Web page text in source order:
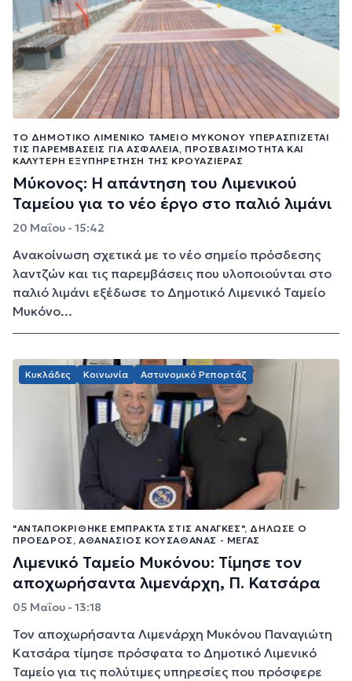
ΤΟ ΔΗΜΟΤΙΚΌ ΛΙΜΕΝΙΚΌ ΤΑΜΕΊΟ ΜΥΚΌΝΟΥ ΥΠΕΡΑΣΠΊΖΕΤΑΙ
ΤΙΣ ΠΑΡΕΜΒΆΣΕΙΣ ΓΙΑ ΑΣΦΆΛΕΙΑ, ΠΡΟΣΒΑΣΙΜΌΤΗΤΑ ΚΑΙ
ΚΑΛΎΤΕΡΗ ΕΞΥΠΗΡΈΤΗΣΗ ΤΗΣ ΚΡΟΥΑΖΙΈΡΑΣ
Μύκονος: Η απάντηση του Λιμενικού
Ταμείου για το νέο έργο στο παλιό λιμάνι
20 Μαΐου - 15:42
Ανακοίνωση σχετικά με το νέο σημείο πρόσδεσης
λαντζών και τις παρεμβάσεις που υλοποιούνται στο
παλιό λιμάνι εξέδωσε το Δημοτικό Λιμενικό Ταμείο
Μυκόνο...
Κυκλάδες Κοινωνία Αστυνομικό Ρεπορτάζ
"ΑΝΤΑΠΟΚΡΊΘΗΚΕ ΈΜΠΡΑΚΤΑ ΣΤΙΣ ΑΝΆΓΚΕΣ", ΔΉΛΩΣΕ Ο
ΠΡΌΕΔΡΟΣ, ΑΘΑΝΆΣΙΟΣ ΚΟΥΣΑΘΑΝΆΣ - ΜΈΓΑΣ
Λιμενικό Ταμείο Μυκόνου: Τίμησε τον
αποχωρήσαντα λιμενάρχη, Π. Κατσάρα
05 Μαΐου - 13:18
Τον αποχωρήσαντα Λιμενάρχη Μυκόνου Παναγιώτη
Κατσάρα τίμησε πρόσφατα το Δημοτικό Λιμενικό
Ταμείο για τις πολύτιμες υπηρεσίες που πρόσφερε